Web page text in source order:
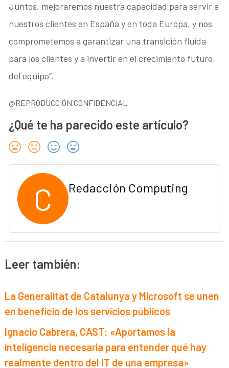
Juntos, mejoraremos nuestra capacidad para servir a
nuestros clientes en España y en toda Europa, y nos
comprometemos a garantizar una transición fluida
para los clientes y a invertir en el crecimiento futuro
del equipo”.
@REPRODUCCIÓN CONFIDENCIAL
¿Qué te ha parecido este artículo?
C Redacción Computing
Leer también:
La Generalitat de Catalunya y Microsoft se unen
en beneficio de los servicios públicos
Ignacio Cabrera, CAST: «Aportamos la
inteligencia necesaria para entender qué hay
realmente dentro del IT de una empresa»